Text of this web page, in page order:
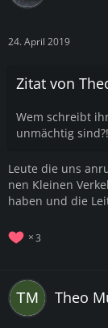
24. April 2019
Zitat von
Wem schreibt
unmächtig sind?!
Leute die uns
nen Kleinen
haben und die
3
Theo